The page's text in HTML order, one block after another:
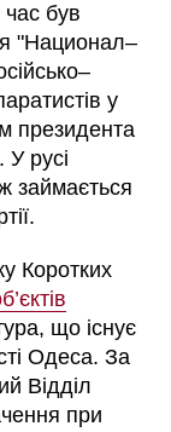
час був
"Национал–
у
президента
У русі
займається
Коротких
що існує
Одеса. За
Відділ
при